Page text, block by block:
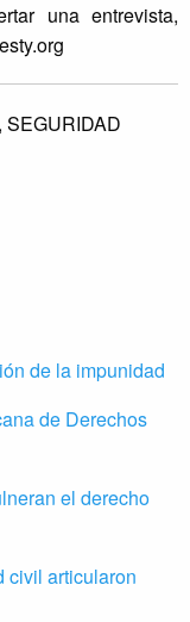
una entrevista,
SEGURIDAD
de la impunidad
de Derechos
el derecho
civil articularon